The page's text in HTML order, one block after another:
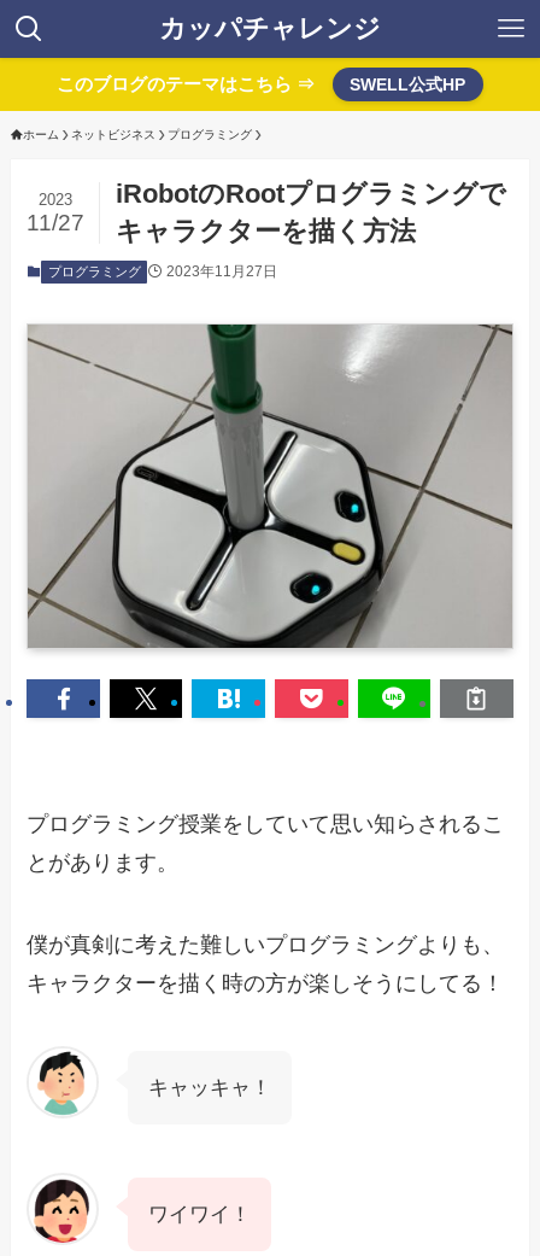
カッパチャレンジ
このブログのテーマはこちら ⇒ SWELL公式HP
ホーム ネットビジネス プログラミング
iRobotのRootプログラミングで
キャラクターを描く方法
2023
11/27
プログラミング 2023年11月27日
プログラミング授業をしていて思い知らされるこ
とがあります。
僕が真剣に考えた難しいプログラミングよりも、
キャラクターを描く時の方が楽しそうにしてる！
キャッキャ！
ワイワイ！